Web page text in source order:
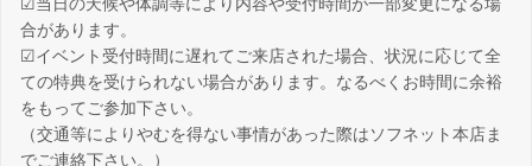
☑当日の天候や体調等により内容や受付時間が一部変更になる場
合があります。
☑イベント受付時間に遅れてご来店された場合、状況に応じて全
ての特典を受けられない場合があります。なるべくお時間に余裕
をもってご参加下さい。
（交通等によりやむを得ない事情があった際はソフネット本店ま
でご連絡下さい。）